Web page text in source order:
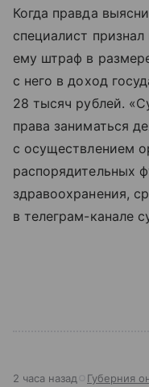
Когда правда
специалист
ему штраф в
с него в доход
28 тысяч рублей.
права заниматься
с осуществлением
распорядительных
здравоохранения,
в телеграм-канале
2 часа назад Губерния